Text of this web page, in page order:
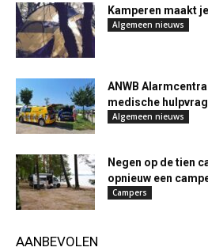
Kamperen maakt
Algemeen nieuws
ANWB
medische
Algemeen nieuws
Negen op de tien
opnieuw een
Campers
AANBEVOLEN